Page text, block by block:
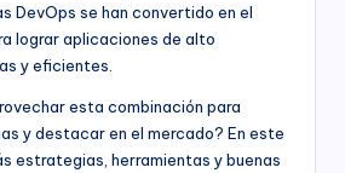
DevOps se han convertido en el
lograr aplicaciones de alto
y eficientes.
esta combinación para
y destacar en el mercado? En este
estrategias, herramientas y buenas